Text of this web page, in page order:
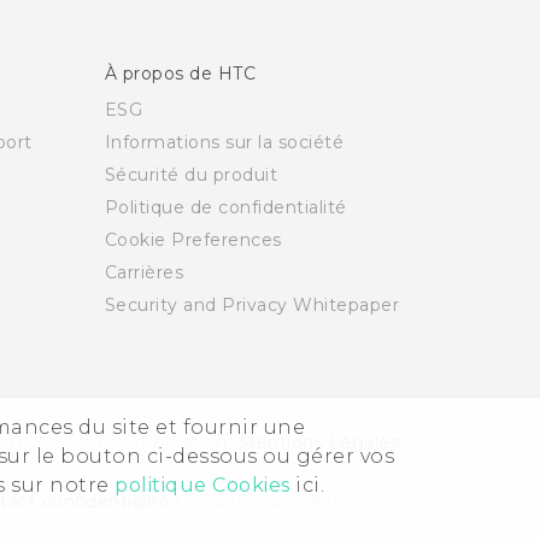
du site et fournir une
le bouton ci-dessous ou gérer vos
sur notre politique Cookies ici.
À propos de HTC
ESG
Informations sur la société
Sécurité du produit
Politique de confidentialité
Cookie Preferences
Carrières
Security and Privacy Whitepaper
2026 HTC Corporation Mentions Légales
confidentialité:Global-Privacy@htc.com